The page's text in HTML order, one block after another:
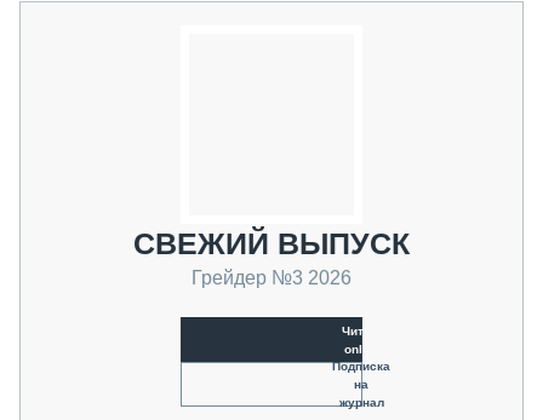
СВЕЖИЙ ВЫПУСК
Грейдер №3 2026
Читать
online
Подписка
на
журнал